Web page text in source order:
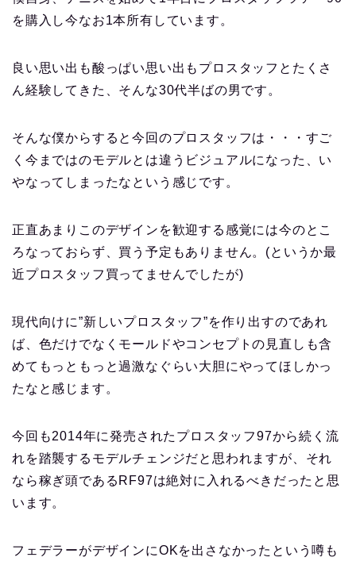
を購入し今なお1本所有しています。
良い思い出も酸っぱい思い出もプロスタッフとたくさ
ん経験してきた、そんな30代半ばの男です。
そんな僕からすると今回のプロスタッフは・・・すご
く今まではのモデルとは違うビジュアルになった、い
やなってしまったなという感じです。
正直あまりこのデザインを歓迎する感覚には今のとこ
ろなっておらず、買う予定もありません。(というか最
近プロスタッフ買ってませんでしたが)
現代向けに”新しいプロスタッフ”を作り出すのであれ
ば、色だけでなくモールドやコンセプトの見直しも含
めてもっともっと過激なぐらい大胆にやってほしかっ
たなと感じます。
今回も2014年に発売されたプロスタッフ97から続く流
れを踏襲するモデルチェンジだと思われますが、それ
なら稼ぎ頭であるRF97は絶対に入れるべきだったと思
います。
フェデラーがデザインにOKを出さなかったという噂も